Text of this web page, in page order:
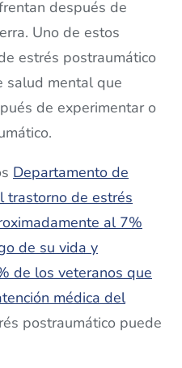
después de
Uno de estos
estrés postraumático
salud mental que
de experimentar o
Departamento de
trastorno de estrés
al 7%
de su vida y
de los veteranos que
médica del
postraumático puede